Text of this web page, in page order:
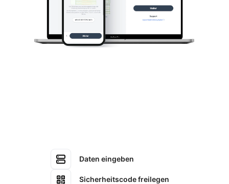
Daten eingeben
Sicherheitscode freilegen